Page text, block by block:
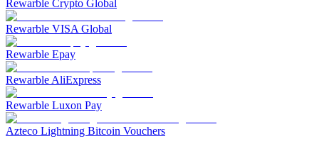
Rewarble Crypto Global
Rewarble VISA Global
Rewarble Epay
Rewarble AliExpress
Rewarble Luxon Pay
Azteco Lightning Bitcoin Vouchers